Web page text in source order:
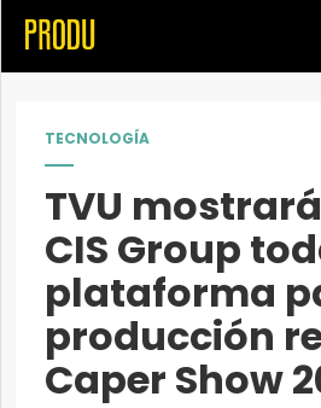
TECNOLOGÍA
TVU
CIS Group
plataforma
producción
Caper Show